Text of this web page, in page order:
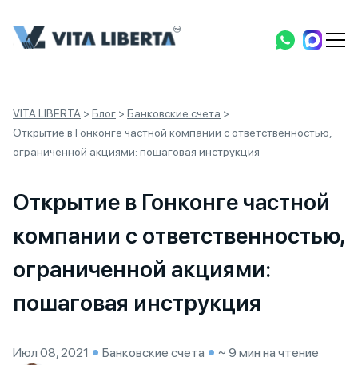
VITA LIBERTA > Блог > Банковские счета >
Открытие в Гонконге частной компании с ответственностью,
ограниченной акциями: пошаговая инструкция
Открытие в Гонконге частной
компании с ответственностью,
ограниченной акциями:
пошаговая инструкция
Июл 08, 2021 Банковские счета ~ 9 мин на чтение